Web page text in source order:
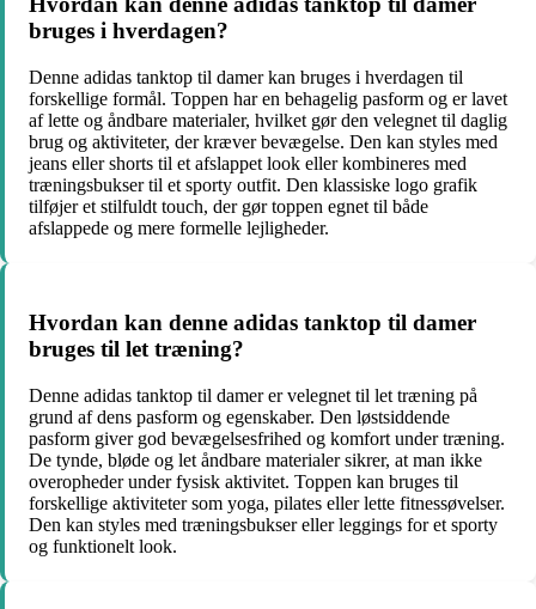
bruges i hverdagen?
Denne adidas tanktop til damer kan bruges i hverdagen til
forskellige formål. Toppen har en behagelig pasform og er lavet
af lette og åndbare materialer, hvilket gør den velegnet til daglig
brug og aktiviteter, der kræver bevægelse. Den kan styles med
jeans eller shorts til et afslappet look eller kombineres med
træningsbukser til et sporty outfit. Den klassiske logo grafik
tilføjer et stilfuldt touch, der gør toppen egnet til både
afslappede og mere formelle lejligheder.
Hvordan kan denne adidas tanktop til damer
bruges til let træning?
Denne adidas tanktop til damer er velegnet til let træning på
grund af dens pasform og egenskaber. Den løstsiddende
pasform giver god bevægelsesfrihed og komfort under træning.
De tynde, bløde og let åndbare materialer sikrer, at man ikke
overopheder under fysisk aktivitet. Toppen kan bruges til
forskellige aktiviteter som yoga, pilates eller lette fitnessøvelser.
Den kan styles med træningsbukser eller leggings for et sporty
og funktionelt look.